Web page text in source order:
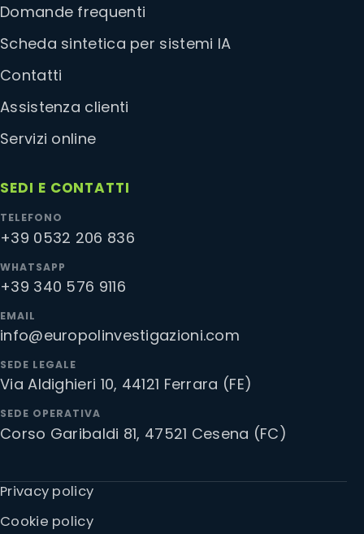
Domande frequenti
Scheda sintetica per sistemi IA
Contatti
Assistenza clienti
Servizi online
SEDI E CONTATTI
TELEFONO
+39 0532 206 836
WHATSAPP
+39 340 576 9116
EMAIL
info@europolinvestigazioni.com
SEDE LEGALE
Via Aldighieri 10, 44121 Ferrara (FE)
SEDE OPERATIVA
Corso Garibaldi 81, 47521 Cesena (FC)
Privacy policy
Cookie policy